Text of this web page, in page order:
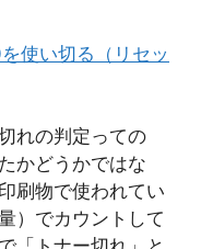
使い切る（リセッ
れの判定っての
かどうかではな
刷物で使われてい
）でカウントして